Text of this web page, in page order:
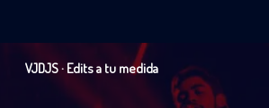
VJDJS · Edits a tu medida